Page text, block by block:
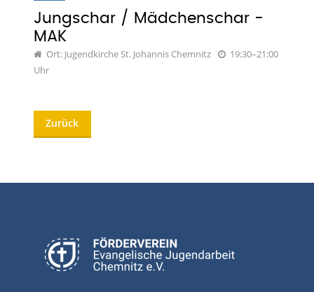
Jungschar / Mädchenschar -
MAK
Ort: Jugendkirche St. Johannis Chemnitz
19:30–21:00
Uhr
Zurück